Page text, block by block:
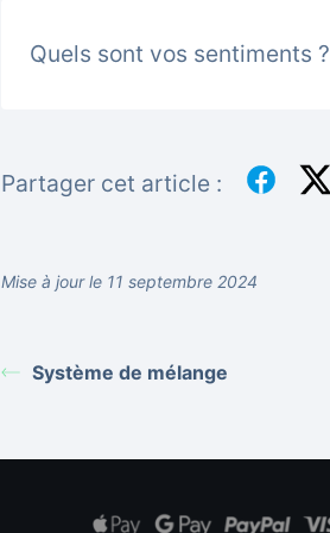
Quels sont vos sentiments ?
Partager cet article :
Mise à jour le 11 septembre 2024
Système de mélange